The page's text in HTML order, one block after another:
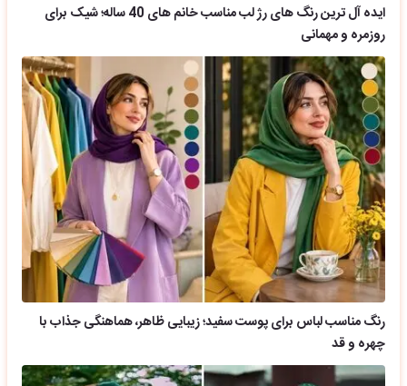
ایده آل ترین رنگ های رژ لب مناسب خانم های 40 ساله؛ شیک برای
روزمره و مهمانی
رنگ مناسب لباس برای پوست سفید؛ زیبایی ظاهر، هماهنگی جذاب با
چهره و قد